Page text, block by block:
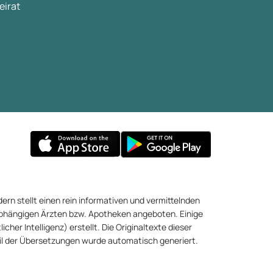
stellt einen rein informativen und vermittelnden
Ärzten bzw. Apotheken angeboten. Einige
Intelligenz) erstellt. Die Originaltexte dieser
der Übersetzungen wurde automatisch generiert.